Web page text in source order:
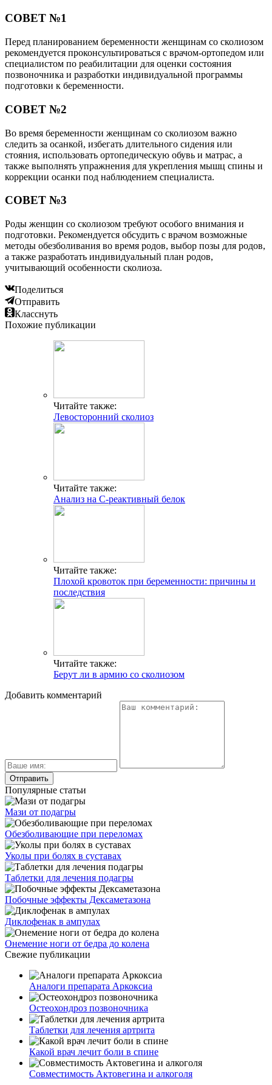
СОВЕТ №1
Перед планированием беременности женщинам со сколиозом
рекомендуется проконсультироваться с врачом-ортопедом или
специалистом по реабилитации для оценки состояния
позвоночника и разработки индивидуальной программы
подготовки к беременности.
СОВЕТ №2
Во время беременности женщинам со сколиозом важно
следить за осанкой, избегать длительного сидения или
стояния, использовать ортопедическую обувь и матрас, а
также выполнять упражнения для укрепления мышц спины и
коррекции осанки под наблюдением специалиста.
СОВЕТ №3
Роды женщин со сколиозом требуют особого внимания и
подготовки. Рекомендуется обсудить с врачом возможные
методы обезболивания во время родов, выбор позы для родов,
а также разработать индивидуальный план родов,
учитывающий особенности сколиоза.
Поделиться
Отправить
Класснуть
Похожие публикации
Читайте также:
Левосторонний сколиоз
Читайте также:
Анализ на С-реактивный белок
Читайте также:
Плохой кровоток при беременности: причины и
последствия
Читайте также:
Берут ли в армию со сколиозом
Добавить комментарий
Популярные статьи
Мази от подагры
Обезболивающие при переломах
Уколы при болях в суставах
Таблетки для лечения подагры
Побочные эффекты Дексаметазона
Диклофенак в ампулах
Онемение ноги от бедра до колена
Свежие публикации
Аналоги препарата Аркоксиа
Остеохондроз позвоночника
Таблетки для лечения артрита
Какой врач лечит боли в спине
Совместимость Актовегина и алкоголя